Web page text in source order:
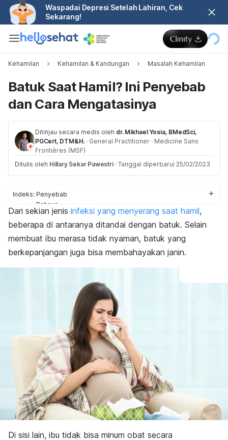
Waspadai Depresi Setelah Lahiran, Cek
Sekarang!
Kehamilan Kehamilan & Kandungan Masalah Kehamilan
Batuk Saat Hamil? Ini Penyebab
dan Cara Mengatasinya
Ditinjau secara medis oleh dr. Mikhael Yosia, BMedSci,
PGCert, DTM&H. · General Practitioner · Medicine Sans
Frontières (MSF)
Ditulis oleh Hillary Sekar Pawestri · Tanggal diperbarui 25/02/2023
Indeks: Penyebab
Bahaya
Cara mengatasi
Dari sekian jenis infeksi yang menyerang saat hamil,
beberapa di antaranya ditandai dengan batuk. Selain
membuat ibu merasa tidak nyaman, batuk yang
berkepanjangan juga bisa membahayakan janin.
Di sisi lain, ibu tidak bisa minum obat secara